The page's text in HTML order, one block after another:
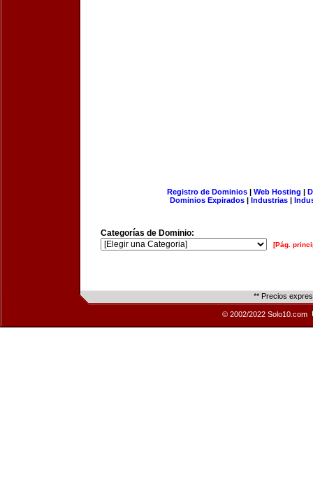
Registro de Dominios| Web Hosting |
Dominios Expirados | Industrias |
Categorías de Dominio:
[Pág.
** Precios
© 2002/2022 Solo10.com